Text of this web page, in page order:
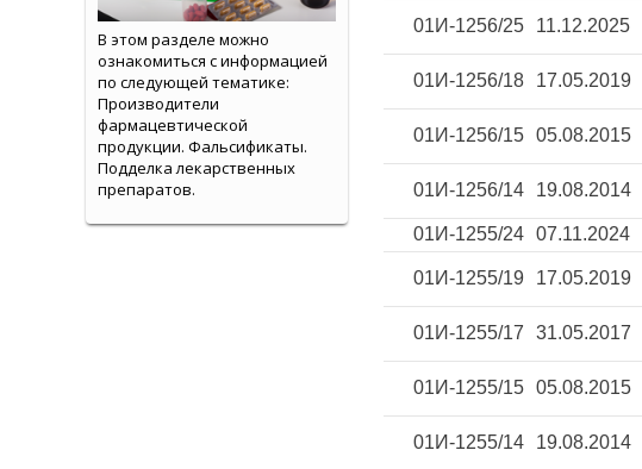
01И-1256/25 11.12.2025
01И-1256/18 17.05.2019
01И-1256/15 05.08.2015
01И-1256/14 19.08.2014
01И-1255/24 07.11.2024
01И-1255/19 17.05.2019
01И-1255/17 31.05.2017
01И-1255/15 05.08.2015
01И-1255/14 19.08.2014
В этом разделе можно
ознакомиться с информацией
по следующей тематике:
Производители
фармацевтической
продукции. Фальсификаты.
Подделка лекарственных
препаратов.